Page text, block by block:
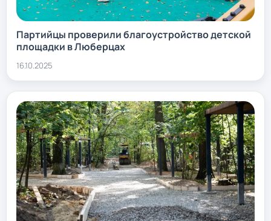
Партийцы проверили благоустройство детской
площадки в Люберцах
16.10.2025